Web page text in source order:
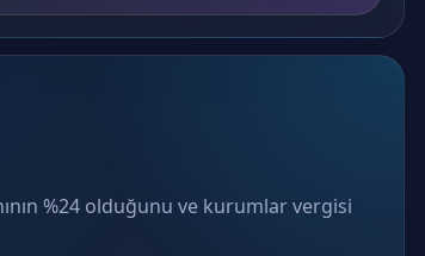
%24 olduğunu ve kurumlar vergisi